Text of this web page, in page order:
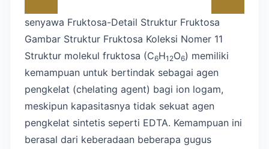
senyawa Fruktosa-Detail Struktur Fruktosa
Gambar Struktur Fruktosa Koleksi Nomer 11
Struktur molekul fruktosa (C6H12O6) memiliki
kemampuan untuk bertindak sebagai agen
pengkelat (chelating agent) bagi ion logam,
meskipun kapasitasnya tidak sekuat agen
pengkelat sintetis seperti EDTA. Kemampuan ini
berasal dari keberadaan beberapa gugus